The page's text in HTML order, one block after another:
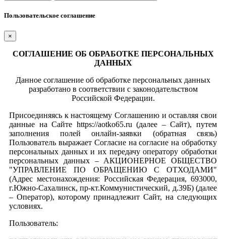
Пользовательское соглашение
×
СОГЛАШЕНИЕ ОБ ОБРАБОТКЕ ПЕРСОНАЛЬНЫХ
ДАННЫХ
Данное соглашение об обработке персональных данных
разработано в соответствии с законодательством
Российской Федерации.
Присоединяясь к настоящему Соглашению и оставляя свои
данные на Сайте https://aotko65.ru (далее – Сайт), путем
заполнения полей онлайн-заявки (обратная связь)
Пользователь выражает Согласие на согласие на обработку
персональных данных и их передачу оператору обработки
персональных данных – АКЦИОНЕРНОЕ ОБЩЕСТВО
"УПРАВЛЕНИЕ ПО ОБРАЩЕНИЮ С ОТХОДАМИ"
(Адрес местонахождения: Российская Федерация, 693000,
г.Южно-Сахалинск, пр-кт.Коммунистический, д.39Б) (далее
– Оператор), которому принадлежит Сайт, на следующих
условиях.
Пользователь: